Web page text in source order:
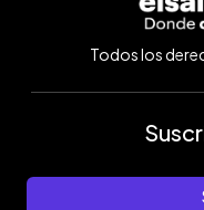
Todos los